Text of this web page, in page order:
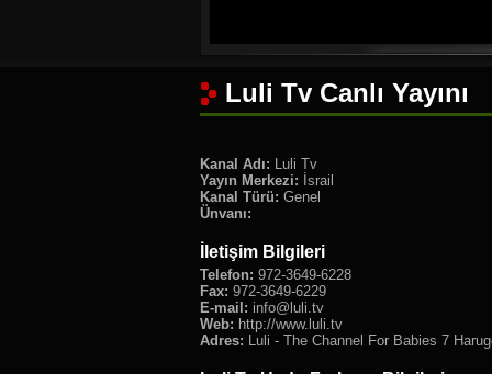
Luli Tv Canlı Yayını
Kanal Adı: Luli Tv
Yayın Merkezi: İsrail
Kanal Türü: Genel
Ünvanı:
İletişim Bilgileri
Telefon: 972-3649-6228
Fax: 972-3649-6229
E-mail: info@luli.tv
Web: http://www.luli.tv
Adres: Luli - The Channel For Babies 7